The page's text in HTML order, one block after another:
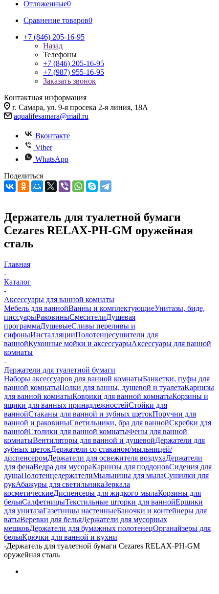
Отложенные0
Сравнение товаров0
+7 (846) 205-16-95
Назад
Телефоны
+7 (846) 205-16-95
+7 (987) 955-16-95
Заказать звонок
Контактная информация
г. Самара, ул. 9-я просека 2-я линия, 18А
aqualifesamara@mail.ru
Вконтакте
Viber
WhatsApp
Поделиться
Держатель для туалетной бумаги
Cezares RELAX-PH-GM оружейная
сталь
Главная
-
Каталог
-
Аксессуары для ванной комнаты
Мебель для ваннойВанны и комплектующиеУнитазы, биде,
писсуарыРаковиныСмесителиДушевая
программаДушевыеСливы переливы и
сифоныИнсталляцииПолотенцесушители для
ваннойКухонные мойки и аксессуарыАксессуары для ванной
комнаты
-
Держатели для туалетной бумаги
Наборы аксессуаров для ванной комнатыБанкетки, пуфы для
ванной комнатыПолки для ванны, душевой и туалетаКарнизы
для ванной комнатыКоврики для ванной комнатыКорзины и
ящики для ванных принадлежностейСтойки для
ваннойСтаканы для ванной и зубных щетокПоручни для
ванной и раковиныСветильники, бра для ваннойСкребки для
ваннойСтолики для ванной комнатыФены для ванной
комнатыВентиляторы для ванной и душевойДержатели для
зубных щетокДержатели со стаканом/мыльницей/
диспенсеромДержатели для освежителя воздухаДержатели
для фенаВедра для мусораКарнизы для поддоновСидения для
душаПолотенцедержателиМыльницы для мылаСушилки для
рукАбажуры для светильникаЗеркала
косметическиеДиспенсеры для жидкого мылаКорзины для
бельяСалфетницыТекстильные шторки для ваннойЕршики
для унитазаГазетницы настенныеБаночки и контейнеры для
ватыВеревки для бельяДержатели для мусорных
мешковДержатели для бумажных полотенецОрганайзеры для
бельяКрючки для ванной и кухни
-Держатель для туалетной бумаги Cezares RELAX-PH-GM
оружейная сталь